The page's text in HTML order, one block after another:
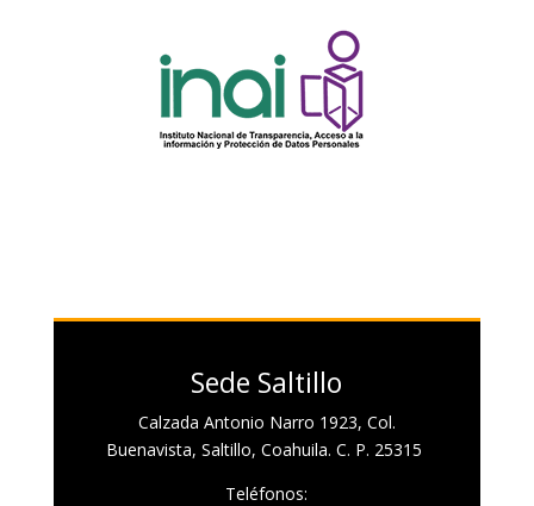
Sede Saltillo
Calzada Antonio Narro 1923, Col.
Buenavista, Saltillo, Coahuila. C. P. 25315
Teléfonos: